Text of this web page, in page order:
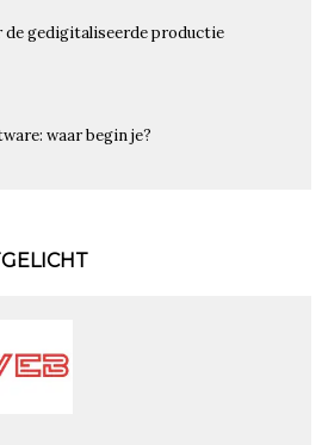
de gedigitaliseerde productie
waar begin je?